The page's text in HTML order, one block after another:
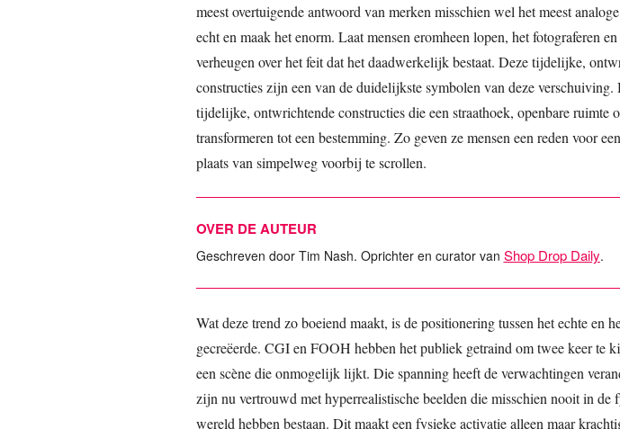
meest overtuigende antwoord van merken misschien wel het meest
echt en maak het enorm. Laat mensen eromheen lopen, het fotograferen
verheugen over het feit dat het daadwerkelijk bestaat. Deze tijdelijke,
constructies zijn een van de duidelijkste symbolen van deze verschuiving.
tijdelijke, ontwrichtende constructies die een straathoek, openbare ruimte
transformeren tot een bestemming. Zo geven ze mensen een reden voor
plaats van simpelweg voorbij te scrollen.
OVER DE AUTEUR
Geschreven door Tim Nash. Oprichter en curator van Shop Drop Daily.
Wat deze trend zo boeiend maakt, is de positionering tussen het echte en
gecreëerde. CGI en FOOH hebben het publiek getraind om twee keer te
een scène die onmogelijk lijkt. Die spanning heeft de verwachtingen
zijn nu vertrouwd met hyperrealistische beelden die misschien nooit in de
wereld hebben bestaan. Dit maakt een fysieke activatie alleen maar